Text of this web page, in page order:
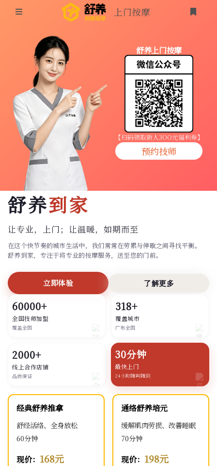
同城按摩
上门按摩
养生按摩
技师入驻
商家入驻
代理入驻
预约技师
上门按摩
登录
舒养上门按摩
【扫码领取新人3OO元福利券】
预约技师
舒养到家
让专业，上门； 让温暖，如期而至
在这个快节奏的城市生活中，我们常常在劳累与停歇之间寻找平衡。
舒养到家，专注于将专业的按摩服务，送至您的门前。
立即体验 了解更多
60000+
全国技师加盟
覆盖全国
318+
覆盖城市
广布全国
2000+
线上合作店铺
品质保证
30分钟
最快上门
24小时随叫随到
经典舒养推拿
舒经活络、全身放松
60分钟
现价： 168元
通络舒养培元
缓解肌肉劳损、改善睡眠
70分钟
现价： 198元